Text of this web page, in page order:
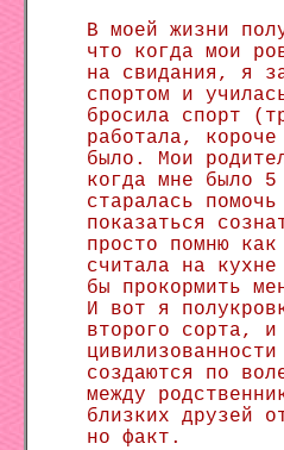
В моей жизни
что когда мои
на свидания, я
спортом и
бросила спорт
работала,
было. Мои
когда мне было
старалась
показаться
просто помню
считала на
бы прокормить
И вот я
второго сорта, и
создаются по
между
близких друзей
но факт.